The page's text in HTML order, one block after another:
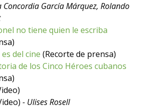
Concordia García Márquez, Rolando
no tiene quien le escriba
del cine (Recorte de prensa)
de los Cinco Héroes cubanos
- Ulises Rosell